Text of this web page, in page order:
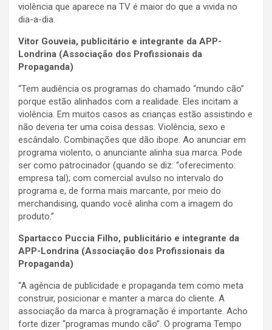
violência que aparece na TV é maior do que a vivida no
dia-a-dia.
Vitor Gouveia, publicitário e integrante da APP-
Londrina (Associação dos Profissionais da
Propaganda)
“Tem audiência os programas do chamado “mundo cão”
porque estão alinhados com a realidade. Eles incitam a
violência. Em muitos casos as crianças estão assistindo e
não deveria ter uma coisa dessas. Violência, sexo e
escândalo. Combinações que dão ibope. Ao anunciar em
programa violento, o anunciante alinha sua marca. Pode
ser como patrocinador (quando se diz: “oferecimento:
empresa tal); com comercial avulso no intervalo do
programa e, de forma mais marcante, por meio do
merchandising, quando você alinha com a imagem do
produto.”
Spartacco Puccia Filho, publicitário e integrante da
APP-Londrina (Associação dos Profissionais da
Propaganda)
“A agência de publicidade e propaganda tem como meta
construir, posicionar e manter a marca do cliente. A
associação da marca à programação é importante. Acho
forte dizer “programas mundo cão”. O programa Tempo